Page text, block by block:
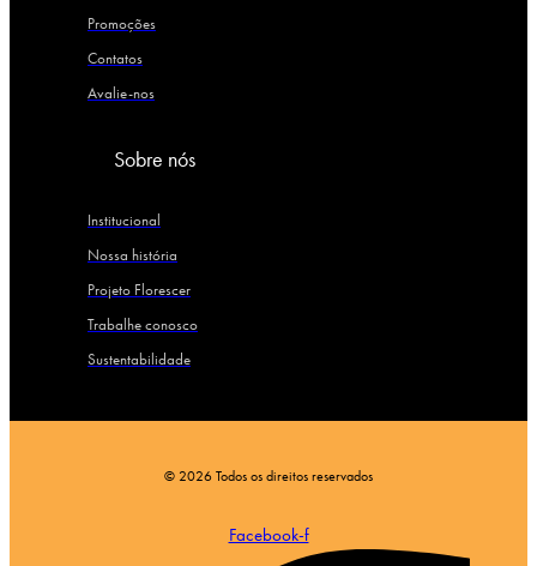
Promoções
Contatos
Avalie-nos
Sobre nós
Institucional
Nossa história
Projeto Florescer
Trabalhe conosco
Sustentabilidade
© 2026 Todos os direitos reservados
Facebook-f